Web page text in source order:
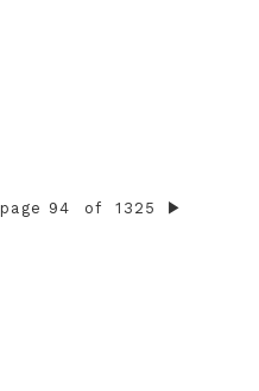
page 94 of 1325 ▶︎